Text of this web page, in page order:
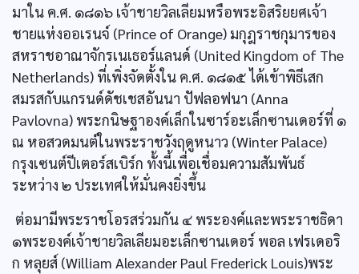
มาใน ค.ศ. ๑๘๑๖ เจ้าชายวิลเลียมหรือพระอิสริยยศเจ้า
ชายแห่งออเรนจ์ (Prince of Orange) มกุฎราชกุมารของ
สหราชอาณาจักรเนเธอร์แลนด์ (United Kingdom of The
Netherlands) ที่เพิ่งจัดตั้งใน ค.ศ. ๑๘๑๕ ได้เข้าพิธีเสก
สมรสกับแกรนด์ดัชเชสอันนา ปัฟลอฟนา (Anna
Pavlovna) พระกนิษฐาองค์เล็กในซาร์อะเล็กซานเดอร์ที่ ๑
ณ หอสวดมนต์ในพระราชวังฤดูหนาว (Winter Palace)
กรุงเซนต์ปีเตอร์สเบิร์ก ทั้งนี้เพื่อเชื่อมความสัมพันธ์
ระหว่าง ๒ ประเทศให้มั่นคงยิ่งขึ้น
ต่อมามีพระราชโอรสร่วมกัน ๔ พระองค์และพระราชธิดา
๑พระองค์เจ้าชายวิลเลียมอะเล็กซานเดอร์ พอล เฟรเดอริ
ก หลุยส์ (William Alexander Paul Frederick Louis)พระ